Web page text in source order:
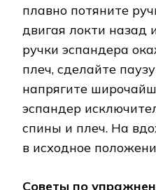
плавно потяните
двигая локти назад
ручки эспандера
плеч, сделайте
напрягите
эспандер
спины и плеч. На
в исходное
Советы по